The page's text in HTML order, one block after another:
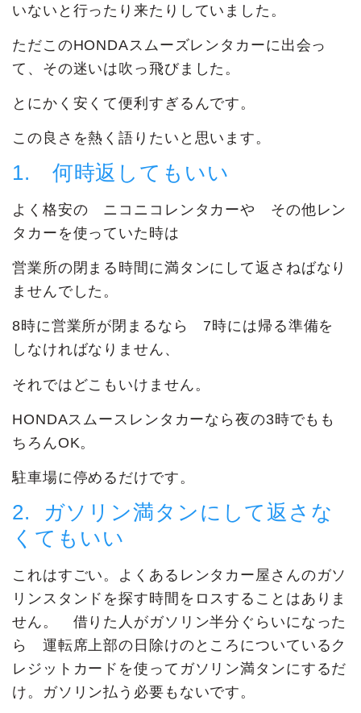
いないと行ったり来たりしていました。
ただこのHONDAスムーズレンタカーに出会っ
て、その迷いは吹っ飛びました。
とにかく安くて便利すぎるんです。
この良さを熱く語りたいと思います。
1. 何時返してもいい
よく格安の ニコニコレンタカーや その他レン
タカーを使っていた時は
営業所の閉まる時間に満タンにして返さねばなり
ませんでした。
8時に営業所が閉まるなら 7時には帰る準備を
しなければなりません、
それではどこもいけません。
HONDAスムースレンタカーなら夜の3時でもも
ちろんOK。
駐車場に停めるだけです。
2. ガソリン満タンにして返さな
くてもいい
これはすごい。よくあるレンタカー屋さんのガソ
リンスタンドを探す時間をロスすることはありま
せん。 借りた人がガソリン半分ぐらいになった
ら 運転席上部の日除けのところについているク
レジットカードを使ってガソリン満タンにするだ
け。ガソリン払う必要もないです。